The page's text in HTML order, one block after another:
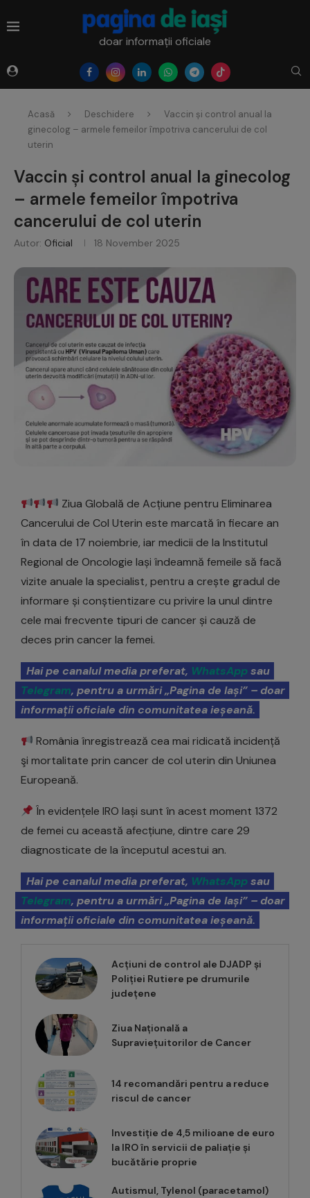
doar informații oficiale
Acasă Deschidere
Vaccin și control anual la
ginecolog – armele femeilor împotriva cancerului de col
uterin
Vaccin și control anual la ginecolog
– armele femeilor împotriva
cancerului de col uterin
Autor: Oficial 18 November 2025
Ziua Globală de Acțiune pentru Eliminarea
Cancerului de Col Uterin este marcată în fiecare an
în data de 17 noiembrie, iar medicii de la Institutul
Regional de Oncologie Iași îndeamnă femeile să facă
vizite anuale la specialist, pentru a crește gradul de
informare și conștientizare cu privire la unul dintre
cele mai frecvente tipuri de cancer și cauză de
deces prin cancer la femei.
Hai pe canalul media preferat, WhatsAppsau
Telegram, pentru a urmări „Pagina de Iași” – doar
informații oficiale din comunitatea ieșeană.
România înregistrează cea mai ridicată incidență
şi mortalitate prin cancer de col uterin din Uniunea
Europeană.
În evidențele IRO Iași sunt în acest moment 1372
de femei cu această afecțiune, dintre care 29
diagnosticate de la începutul acestui an.
Hai pe canalul media preferat, WhatsAppsau
Telegram, pentru a urmări „Pagina de Iași” – doar
informații oficiale din comunitatea ieșeană.
Acțiuni de control ale DJADP și
Poliției Rutiere pe drumurile
județene
Ziua Națională a
Supraviețuitorilor de Cancer
14 recomandări pentru a reduce
riscul de cancer
Investiție de 4,5 milioane de euro
la IRO în servicii de paliație și
bucătărie proprie
Autismul, Tylenol (paracetamol)